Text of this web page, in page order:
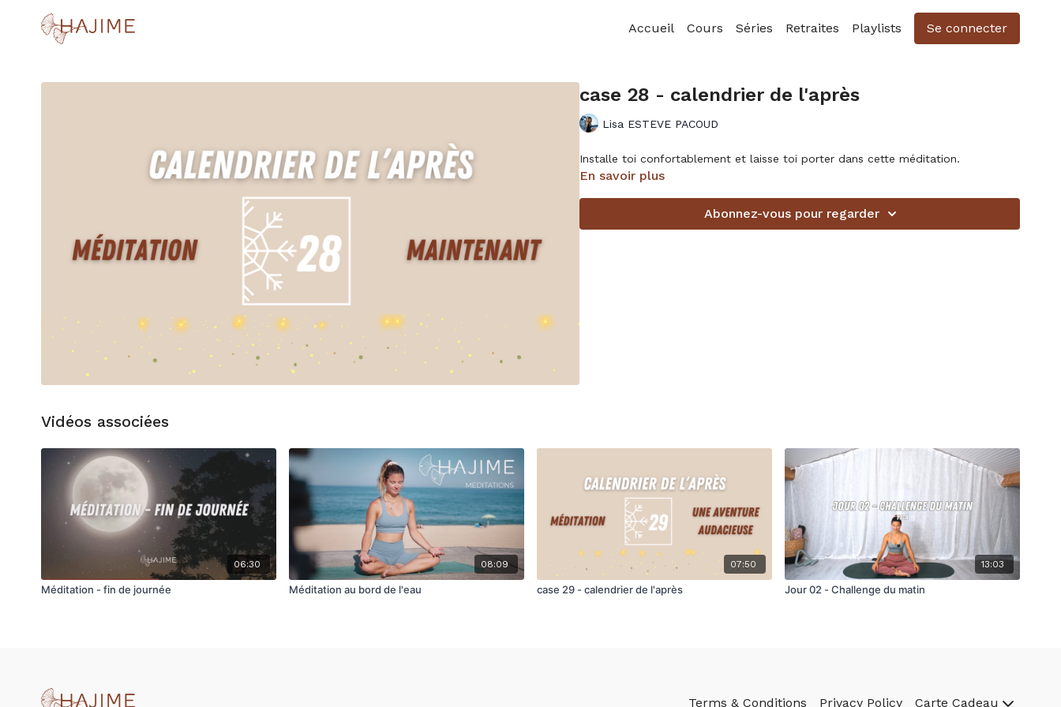
Accueil Cours Séries Retraites Playlists Se connecter
case 28 - calendrier de l'après
Lisa ESTEVE PACOUD
Installe toi confortablement et laisse toi porter dans cette méditation.
En savoir plus
Abonnez-vous pour regarder
Vidéos associées
06:30
Méditation - fin de journée
08:09
Méditation au bord de l'eau
07:50
case 29 - calendrier de l'après
13:03
Jour 02 - Challenge du matin
Terms & Conditions Privacy Policy Carte Cadeau